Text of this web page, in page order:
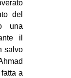
del
una
il
salvo
a